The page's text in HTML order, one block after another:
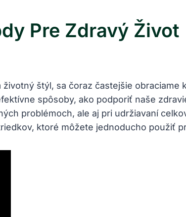
Pre Zdravý Život
štýl, sa čoraz častejšie obraciame
spôsoby, ako podporiť naše
problémoch, ale aj pri udržiavaní
ktoré môžete jednoducho použiť